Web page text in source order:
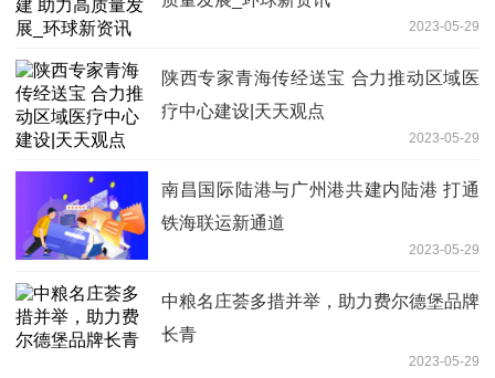
2023-05-29
陕西专家青海传经送宝 合力推动区域医
疗中心建设|天天观点
2023-05-29
南昌国际陆港与广州港共建内陆港 打通
铁海联运新通道
2023-05-29
中粮名庄荟多措并举，助力费尔德堡品牌
长青
2023-05-29